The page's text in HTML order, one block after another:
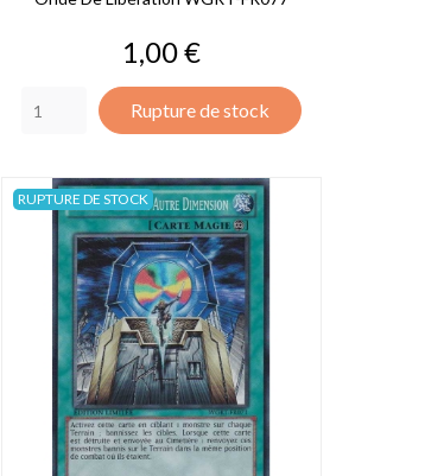
Prix
1,00 €
Rupture de stock
RUPTURE DE STOCK